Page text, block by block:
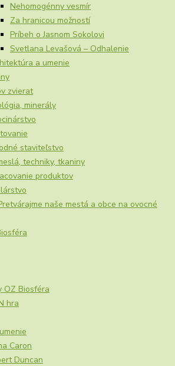
Nehomogénny vesmír
Za hranicou možností
Príbeh o Jasnom Sokolovi
Svetlana Levašová – Odhalenie
a umenie
zvierat
minerály
staviteľstvo
techniky, tkaniny
produktov
naše mestá a obce na ovocné
OZ Biosféra
hra
Caron
Duncan